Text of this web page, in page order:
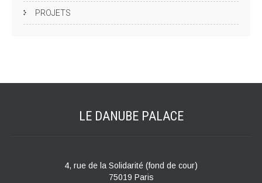
PROJETS
LE DANUBE PALACE
4, rue de la Solidarité (fond de cour)
75019 Paris